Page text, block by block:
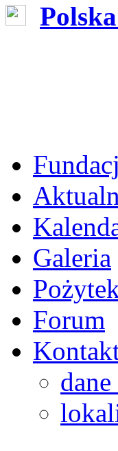
Galeria
Forum